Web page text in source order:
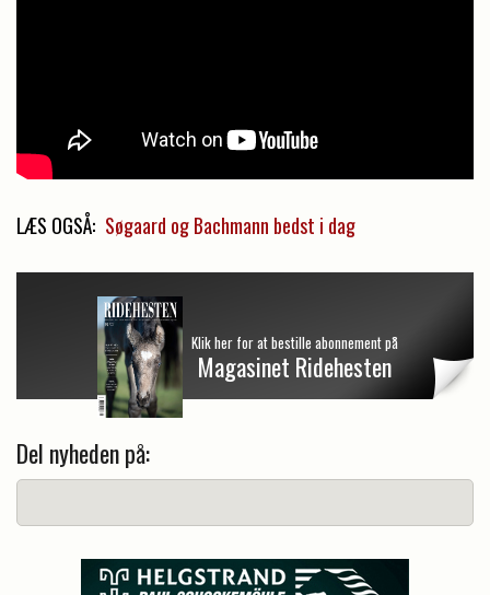
LÆS OGSÅ: Søgaard og Bachmann bedst i dag
Klik her for at bestille abonnement på
Magasinet Ridehesten
Del nyheden på: